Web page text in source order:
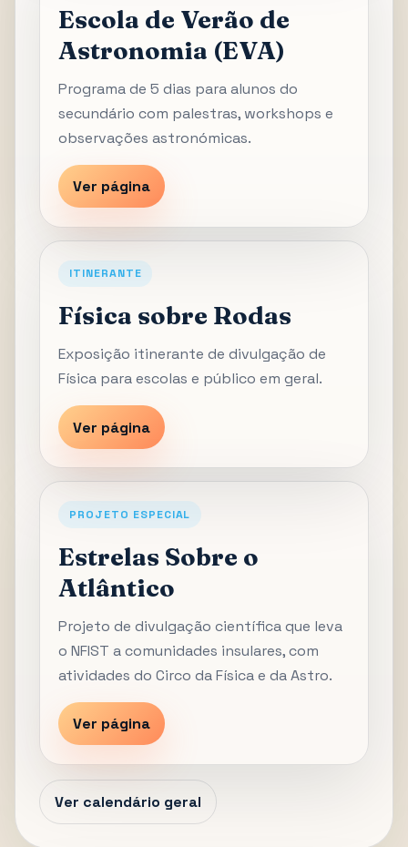
Escola de Verão de
Astronomia (EVA)
Programa de 5 dias para alunos do
secundário com palestras, workshops e
observações astronómicas.
Ver página
ITINERANTE
Física sobre Rodas
Exposição itinerante de divulgação de
Física para escolas e público em geral.
Ver página
PROJETO ESPECIAL
Estrelas Sobre o
Atlântico
Projeto de divulgação científica que leva
o NFIST a comunidades insulares, com
atividades do Circo da Física e da Astro.
Ver página
Ver calendário geral